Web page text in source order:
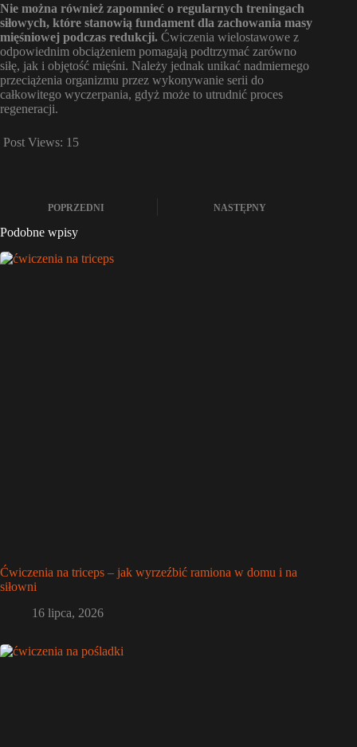
Nie można również zapomnieć o regularnych treningach
siłowych, które stanowią fundament dla zachowania masy
mięśniowej podczas redukcji. Ćwiczenia wielostawowe z
odpowiednim obciążeniem pomagają podtrzymać zarówno
siłę, jak i objętość mięśni. Należy jednak unikać nadmiernego
przeciążenia organizmu przez wykonywanie serii do
całkowitego wyczerpania, gdyż może to utrudnić proces
regeneracji.
Post Views: 15
POPRZEDNI NASTĘPNY
Podobne wpisy
Ćwiczenia na triceps – jak wyrzeźbić ramiona w domu i na
siłowni
16 lipca, 2026